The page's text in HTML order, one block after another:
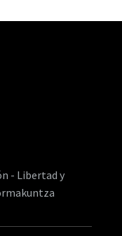
- Libertad y